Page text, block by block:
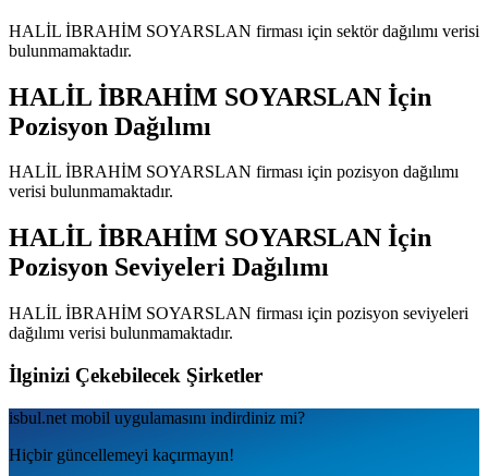
HALİL İBRAHİM SOYARSLAN firması için sektör dağılımı verisi
bulunmamaktadır.
HALİL İBRAHİM SOYARSLAN İçin
Pozisyon Dağılımı
HALİL İBRAHİM SOYARSLAN firması için pozisyon dağılımı
verisi bulunmamaktadır.
HALİL İBRAHİM SOYARSLAN İçin
Pozisyon Seviyeleri Dağılımı
HALİL İBRAHİM SOYARSLAN firması için pozisyon seviyeleri
dağılımı verisi bulunmamaktadır.
İlginizi Çekebilecek Şirketler
isbul.net mobil uygulamаsını indirdiniz mi?
Hiçbir güncellemeyi kaçırmayın!